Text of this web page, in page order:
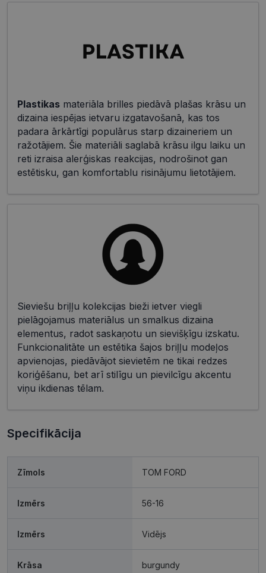
Plastikas materiāla brilles piedāvā plašas krāsu un
dizaina iespējas ietvaru izgatavošanā, kas tos
padara ārkārtīgi populārus starp dizaineriem un
ražotājiem. Šie materiāli saglabā krāsu ilgu laiku un
reti izraisa alerģiskas reakcijas, nodrošinot gan
estētisku, gan komfortablu risinājumu lietotājiem.
Sieviešu briļļu kolekcijas bieži ietver viegli
pielāgojamus materiālus un smalkus dizaina
elementus, radot saskaņotu un sievišķīgu izskatu.
Funkcionalitāte un estētika šajos briļļu modeļos
apvienojas, piedāvājot sievietēm ne tikai redzes
koriģēšanu, bet arī stilīgu un pievilcīgu akcentu
viņu ikdienas tēlam.
Specifikācija
Zīmols TOM FORD
Izmērs 56-16
Izmērs Vidējs
Krāsa burgundy